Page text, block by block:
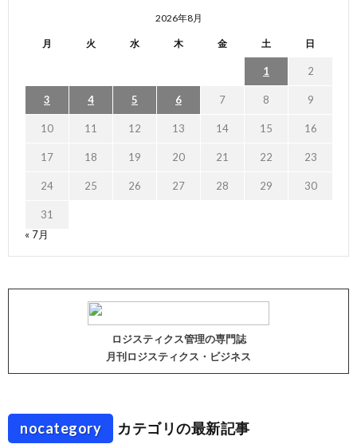
2026年8月
月 火 水 木 金 土 日
1 2
3 4 5 6 7 8 9
10 11 12 13 14 15 16
17 18 19 20 21 22 23
24 25 26 27 28 29 30
31
« 7月
ロジスティクス管理の専門誌
月刊ロジスティクス・ビジネス
nocategory カテゴリの最新記事